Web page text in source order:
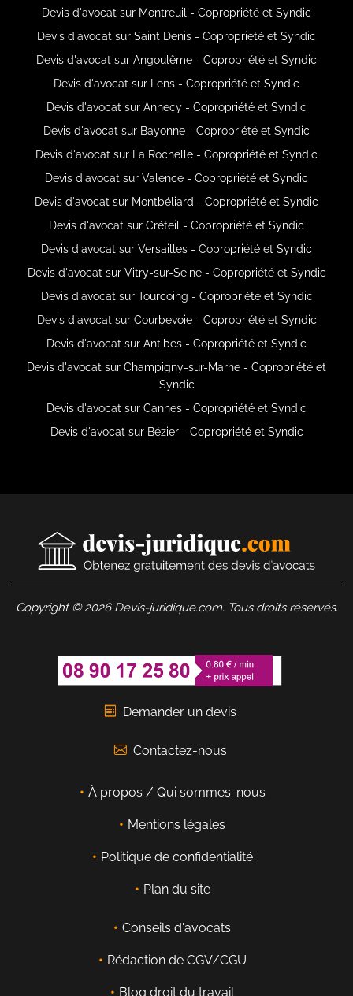
Devis d'avocat sur Montreuil - Copropriété et Syndic
Devis d'avocat sur Saint Denis - Copropriété et Syndic
Devis d'avocat sur Angoulême - Copropriété et Syndic
Devis d'avocat sur Lens - Copropriété et Syndic
Devis d'avocat sur Annecy - Copropriété et Syndic
Devis d'avocat sur Bayonne - Copropriété et Syndic
Devis d'avocat sur La Rochelle - Copropriété et Syndic
Devis d'avocat sur Valence - Copropriété et Syndic
Devis d'avocat sur Montbéliard - Copropriété et Syndic
Devis d'avocat sur Créteil - Copropriété et Syndic
Devis d'avocat sur Versailles - Copropriété et Syndic
Devis d'avocat sur Vitry-sur-Seine - Copropriété et Syndic
Devis d'avocat sur Tourcoing - Copropriété et Syndic
Devis d'avocat sur Courbevoie - Copropriété et Syndic
Devis d'avocat sur Antibes - Copropriété et Syndic
Devis d'avocat sur Champigny-sur-Marne - Copropriété et
Syndic
Devis d'avocat sur Cannes - Copropriété et Syndic
Devis d'avocat sur Bézier - Copropriété et Syndic
Copyright © 2026 Devis-juridique.com. Tous droits réservés.
Demander un devis
Contactez-nous
À propos / Qui sommes-nous
Mentions légales
Politique de confidentialité
Plan du site
Conseils d'avocats
Rédaction de CGV/CGU
Blog droit du travail